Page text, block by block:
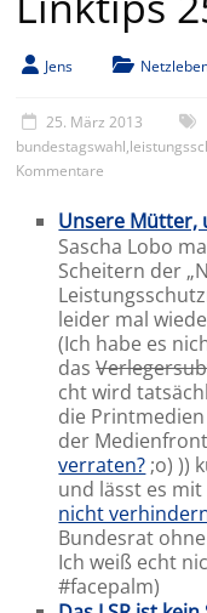
Jens
25. März 2013
bundestagswahl,
Kommentare
Unsere Mütter,
Sascha Lobo
Scheitern der
leider mal
(Ich habe es
das
cht wird
die
der
verraten? ;o) ))
und lässt es
nicht
Bundesrat
Ich weiß echt
#facepalm)